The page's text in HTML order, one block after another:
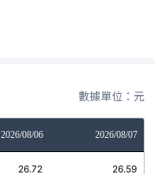
數據單位：元
2026/08/06 2026/08/07
26.72 26.59